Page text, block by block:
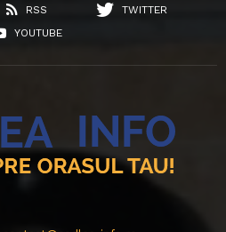
RSS
TWITTER
YOUTUBE